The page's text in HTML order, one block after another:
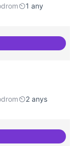
1 any
com
2 anys
d'èxit